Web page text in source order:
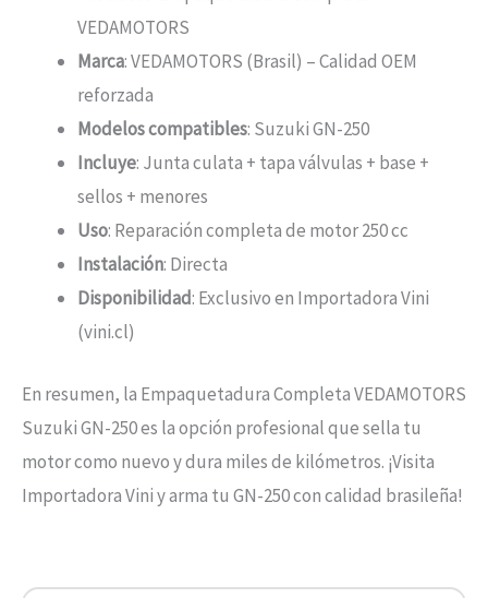
VEDAMOTORS
Marca: VEDAMOTORS (Brasil) – Calidad OEM
reforzada
Modelos compatibles: Suzuki GN-250
Incluye: Junta culata + tapa válvulas + base +
sellos + menores
Uso: Reparación completa de motor 250 cc
Instalación: Directa
Disponibilidad: Exclusivo en Importadora Vini
(vini.cl)
En resumen, la Empaquetadura Completa VEDAMOTORS
Suzuki GN-250 es la opción profesional que sella tu
motor como nuevo y dura miles de kilómetros. ¡Visita
Importadora Vini y arma tu GN-250 con calidad brasileña!